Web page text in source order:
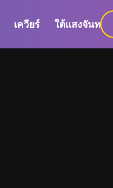
เควียร์ ใต้แสงจันทร์